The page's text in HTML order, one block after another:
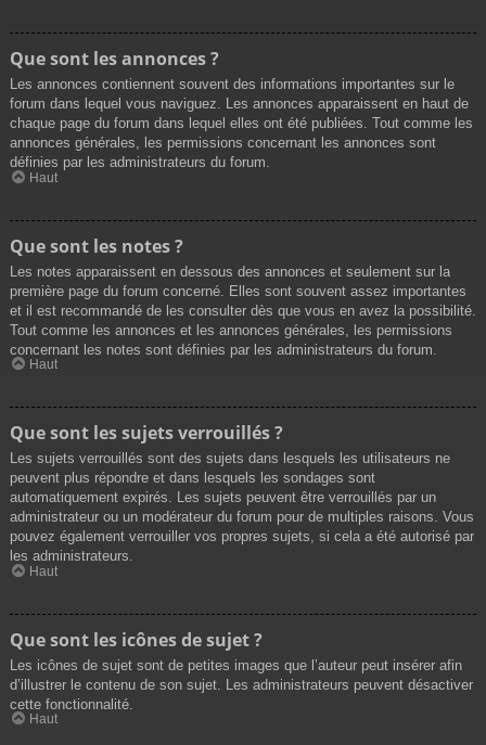
Que sont les annonces ?
Les annonces contiennent souvent des informations importantes sur le
forum dans lequel vous naviguez. Les annonces apparaissent en haut de
chaque page du forum dans lequel elles ont été publiées. Tout comme les
annonces générales, les permissions concernant les annonces sont
définies par les administrateurs du forum.
Haut
Que sont les notes ?
Les notes apparaissent en dessous des annonces et seulement sur la
première page du forum concerné. Elles sont souvent assez importantes
et il est recommandé de les consulter dès que vous en avez la possibilité.
Tout comme les annonces et les annonces générales, les permissions
concernant les notes sont définies par les administrateurs du forum.
Haut
Que sont les sujets verrouillés ?
Les sujets verrouillés sont des sujets dans lesquels les utilisateurs ne
peuvent plus répondre et dans lesquels les sondages sont
automatiquement expirés. Les sujets peuvent être verrouillés par un
administrateur ou un modérateur du forum pour de multiples raisons. Vous
pouvez également verrouiller vos propres sujets, si cela a été autorisé par
les administrateurs.
Haut
Que sont les icônes de sujet ?
Les icônes de sujet sont de petites images que l’auteur peut insérer afin
d’illustrer le contenu de son sujet. Les administrateurs peuvent désactiver
cette fonctionnalité.
Haut